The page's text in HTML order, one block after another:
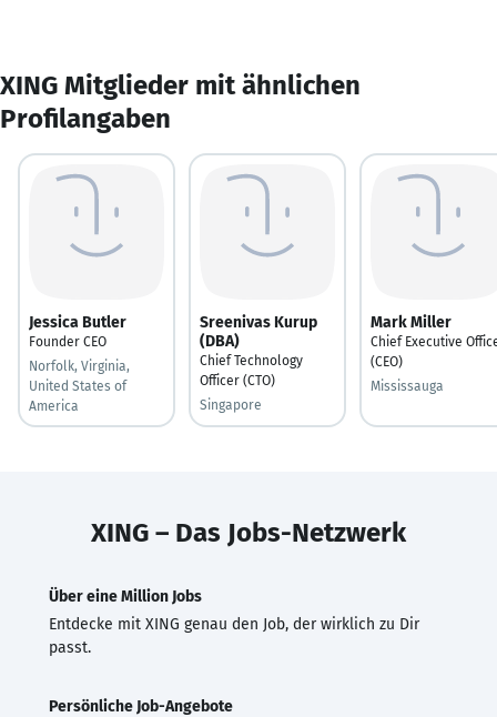
XING Mitglieder mit ähnlichen
Profilangaben
Jessica Butler
Founder CEO
Norfolk, Virginia,
United States of
America
Sreenivas Kurup
(DBA)
Chief Technology
Officer (CTO)
Singapore
Mark Miller
Chief Executive
(CEO)
Mississauga
XING – Das Jobs-Netzwerk
Über eine Million Jobs
Entdecke mit XING genau den Job, der wirklich zu Dir
passt.
Persönliche Job-Angebote